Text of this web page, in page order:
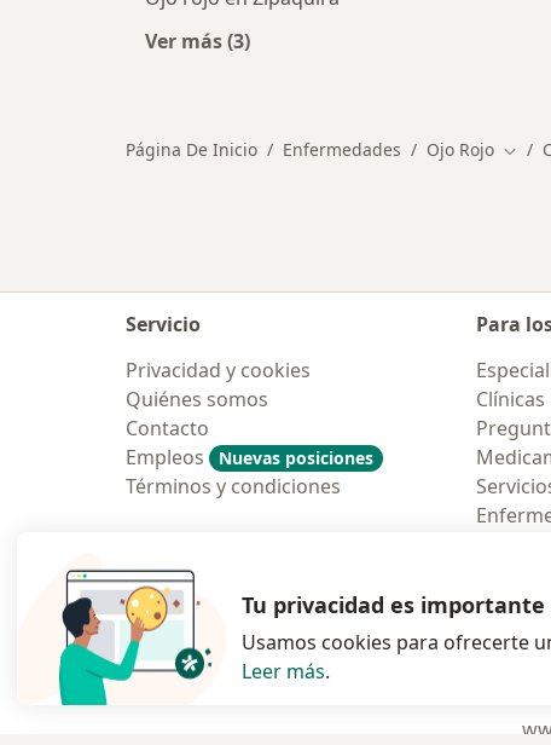
Ver más (3)
Página De Inicio Enfermedades Ojo Rojo
Servicio
Privacidad y cookies
Quiénes somos
Contacto
Empleos
Nuevas posiciones
Términos y condiciones
Para
Clínicas
Polska
Tu privacidad es importante
Usamos cookies para ofrecerte
Leer más.